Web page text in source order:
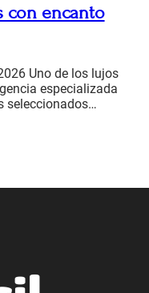
con encanto
Uno de los lujos
especializada
seleccionados…